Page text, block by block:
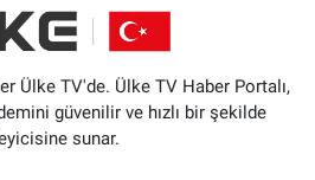
Ülke TV'de. Ülke TV Haber Portalı,
güvenilir ve hızlı bir şekilde
sunar.